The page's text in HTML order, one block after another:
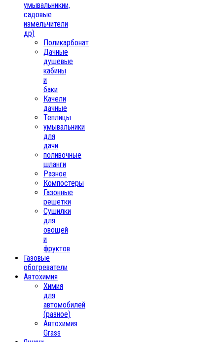
умывальникии,
садовые
измельчители
др)
Поликарбонат
Дачные
душевые
кабины
и
баки
Качели
дачные
Теплицы
умывальники
для
дачи
поливочные
шланги
Разное
Компостеры
Газонные
решетки
Сушилки
для
овощей
и
фруктов
Газовые
обогреватели
Автохимия
Химия
для
автомобилей
(разное)
Автохимия
Grass